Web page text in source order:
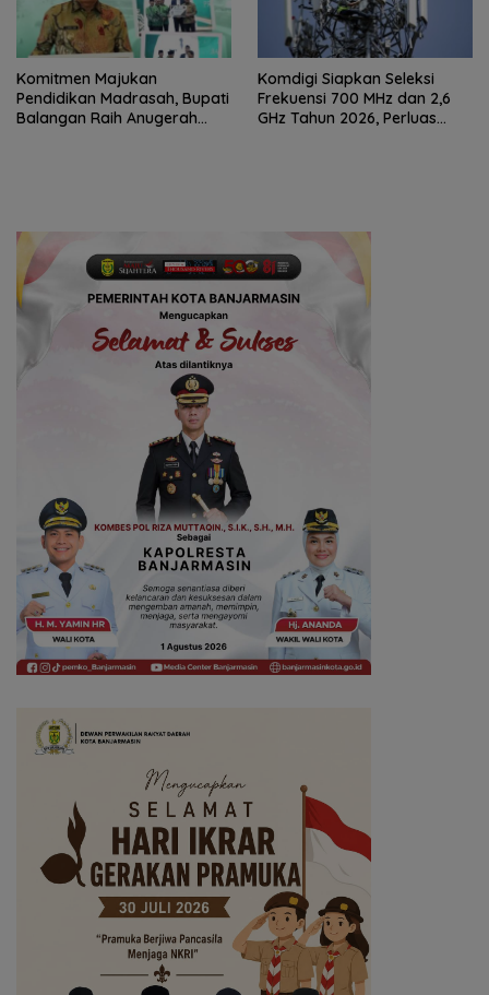
Komitmen Majukan
Pendidikan Madrasah, Bupati
Balangan Raih Anugerah
Komdigi Siapkan Seleksi
Frekuensi 700 MHz dan 2,6
GHz Tahun 2026, Perluas